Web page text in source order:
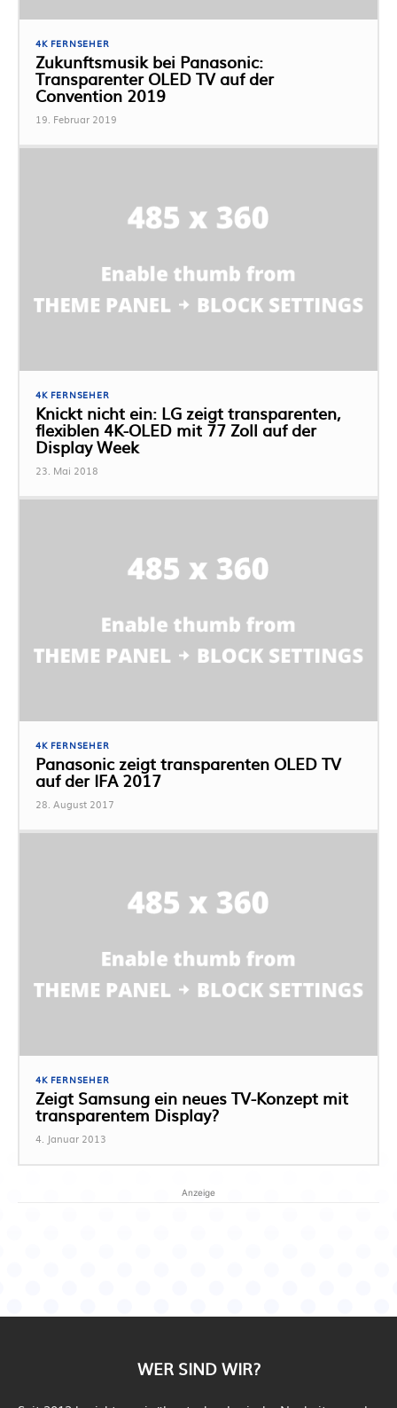
4K FERNSEHER
Zukunftsmusik bei Panasonic:
Transparenter OLED TV auf der
Convention 2019
19. Februar 2019
4K FERNSEHER
Knickt nicht ein: LG zeigt transparenten,
flexiblen 4K-OLED mit 77 Zoll auf der
Display Week
23. Mai 2018
4K FERNSEHER
Panasonic zeigt transparenten OLED TV
auf der IFA 2017
28. August 2017
4K FERNSEHER
Zeigt Samsung ein neues TV-Konzept mit
transparentem Display?
4. Januar 2013
Anzeige
WER SIND WIR?